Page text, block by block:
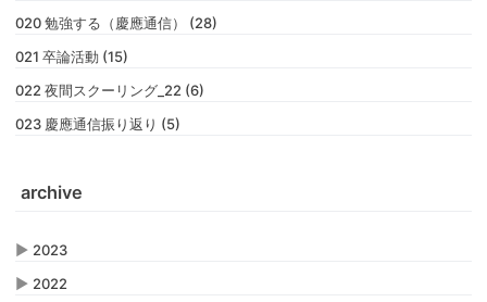
020 勉強する（慶應通信） (28)
021 卒論活動 (15)
022 夜間スクーリング_22 (6)
023 慶應通信振り返り (5)
archive
▶ 2023
▶ 2022